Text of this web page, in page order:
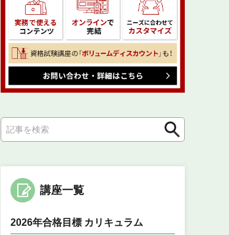
検
索
検
索
講座一覧
2026年合格目標 カリキュラム